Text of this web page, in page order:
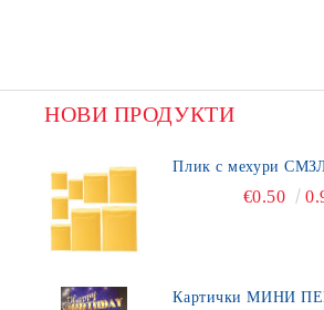
НОВИ ПРОДУКТИ
€0.50
Картички МИНИ ПЕНТАГРАМ К-т